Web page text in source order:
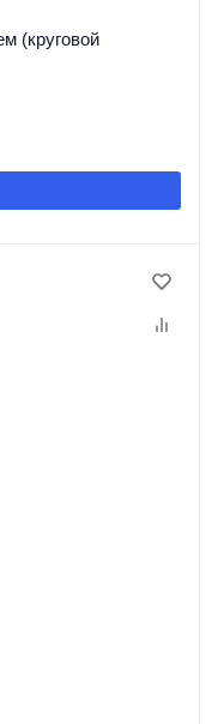
(круговой